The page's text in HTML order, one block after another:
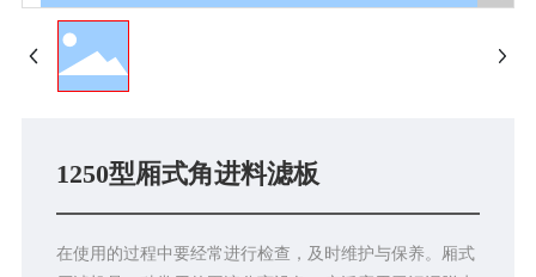
1250型厢式角进料滤板
在使用的过程中要经常进行检查，及时维护与保养。厢式